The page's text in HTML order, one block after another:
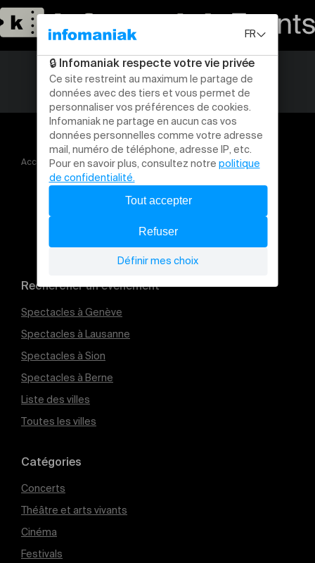
Accueil Concerts Kali Malone
Rechercher un évènement
Spectacles à Genève
Spectacles à Lausanne
Spectacles à Sion
Spectacles à Berne
Liste des villes
Toutes les villes
Catégories
Concerts
Théâtre et arts vivants
Cinéma
Festivals